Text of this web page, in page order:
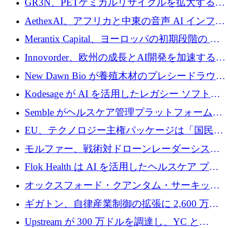
上げ
を構築
GR3N、PETケミカルリサイクルを拡大するた
めにシリーズBで1,550万ユーロを調達
AethexAI、アフリカと中東の音声 AI インフラ
ストラクチャを構築するために 300 万ドルを
Merantix Capital、ヨーロッパの初期段階の AI
スタートアップ向けに 1 億 300 万ユーロのフ
ァンドを立ち上げる
Innovorder、欧州の成長とAI開発を加速するた
めに2,000万ユーロを確保
New Dawn Bio が養殖木材のプレシードラウン
ドで 210 万ユーロを調達
Kodesage が AI を活用したレガシー ソフトウ
ェアの最新化のために 660 万ドルを調達
Semble がヘルスケア管理プラットフォームを
拡大するためにシリーズ C で 3,000 万ポンド
を調達
EU、テクノロジー主権パッケージは「国民の
保護」に関するものだと発言
モルファー、戦術対ドローンレーダーシステ
ムを最前線に近づけるために150万ユーロを調
Flok Health は AI を活用したヘルスケア プラ
ットフォームの成長に 1,250 万ドルを投資
オックスフォード・クアンタム・サーキット
が「成人向け」2億6,000万ポンドの資金調達
ラウンドを獲得
ギガトン、自律産業制御の拡張に 2,600 万ド
ルを調達
Upstream が 300 万ドルを調達し、YC と